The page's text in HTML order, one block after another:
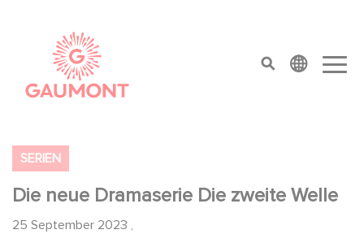
top menu
SERIEN
Die neue Dramaserie Die zweite Welle
25 September 2023 ,